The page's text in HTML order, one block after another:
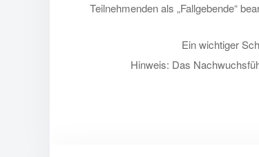
Teilnehmenden als „Fallgebende“
Ein wichtiger
Hinweis: Das